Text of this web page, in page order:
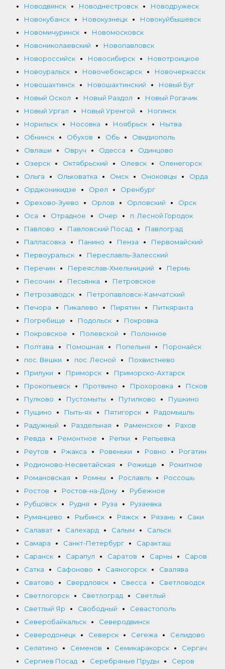
Новодвинск Новоднестровск
Новодружеск
Новокубанск
Новокузнецк
Новокуйбышевск
Новомичуринск
Новомосковск
Новониколаевский
Новопавловск
Новороссийск
Новосибирск
Новотроицкое
Новоуральск
Новочебоксарск
Новочеркасск
Новошахтинск
Новошахтинский
Новый Буг
Новый Оскол
Новый Раздол
Новый Рогачик
Новый Ургал
Новый Уренгой
Ногинск
Норильск
Носовка Ноябрьск
Нытва
Обнинск
Обухов Обь
Овидиополь
Овлаши
Овруч Одесса
Одинцово
Озерск
Октябрьский Олевск
Оленегорск
Ольга
Ольховатка Омск Оноковцы
Орда
Орджоникидзе
Орел
Оренбург
Орехово-Зуево
Орлов Орловский
Орск
Оса
Отрадное Очер
п. Лесной Городок
Павлово
Павловский Посад
Павлоград
Палласовка
Панино Пенза
Первомайский
Первоуральск
Переславль-Залесский
Перечин
Переяслав-Хмельницкий
Пермь
Песочин
Песьянка
Петровское
Петрозаводск
Петропавловск-Камчатский
Печора
Пикалево Пирятин
Питкяранта
Погребище
Подольск
Покровка
Покровское
Полевской
Полонное
Полтава
Помошная Попельня
Поронайск
пос. Вешки
пос. Лесной
Похвистнево
Прилуки
Приморск
Приморско-Ахтарск
Прокопьевск
Протвино Прохоровка
Псков
Пулково
Пустомыты Путилково
Пушкино
Пущино
Пыть-ях Пятигорск
Радомышль
Радужный
Раздельная Раменское
Рахов
Ревда
Ремонтное Репки
Репьевка
Реутов
Ржакса Ровеньки Ровно
Рогатин
Родионово-Несветайская
Рожище
Рокитное
Романовская
Ромны Рославль
Россошь
Ростов
Ростов-на-Дону
Рубежное
Рубцовск
Рудня Руза
Рузаевка
Румянцево
Рыбинск Ряжск Рязань
Саки
Салават
Салехард Салым
Сальск
Самара
Санкт-Петербург
Саракташ
Саранск
Сарапул Саратов Сарны
Саров
Сатка
Сафоново Саяногорск
Свалява
Сватово
Свердловск Свесса
Светловодск
Светлогорск
Светлоград
Светлый
Светлый Яр
Свободный
Севастополь
Северобайкальск
Северодвинск
Северодонецк
Северск Сегежа
Селидово
Селятино
Семенов Семикаракорск
Сергач
Сергиев Посад
Серебряные Пруды
Серов